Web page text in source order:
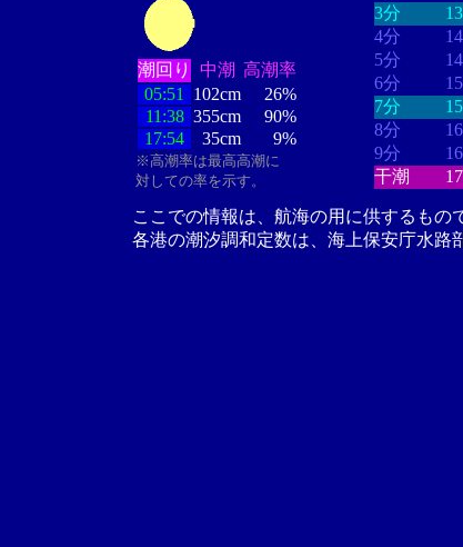
潮回り 中潮 高潮率
05:51
102cm
26%
11:38 355cm
90%
17:54
35cm 9%
※高潮率は最高高潮に
対しての率を示す。
3分
4分
5分
6分
7分
8分
9分
干潮
ここでの情報は、航海の用に供するもの
各港の潮汐調和定数は、海上保安庁水路